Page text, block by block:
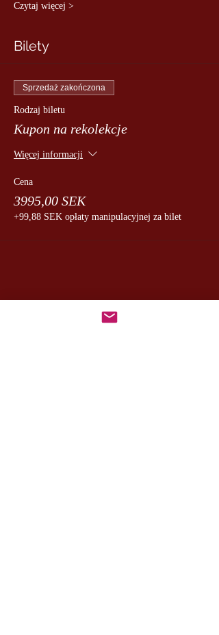
Czytaj więcej >
Bilety
Sprzedaż zakończona
Rodzaj biletu
Kupon na rekolekcje
Więcej informacji
Cena
3995,00 SEK
+99,88 SEK opłaty manipulacyjnej za bilet
udostępnij to wydarzenie